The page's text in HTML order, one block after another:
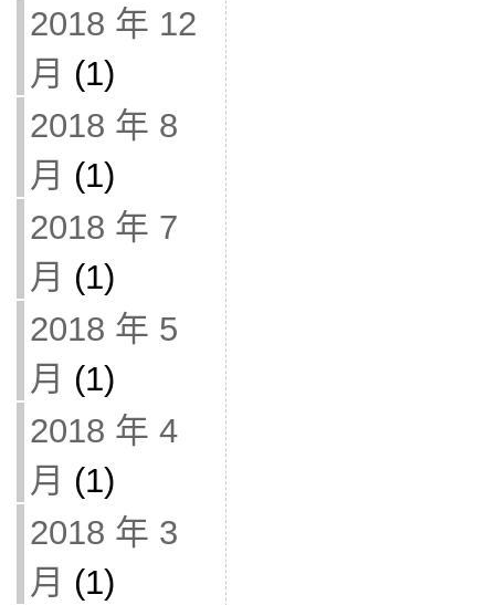
2018 年 12
月 (1)
2018 年 8
月 (1)
2018 年 7
月 (1)
2018 年 5
月 (1)
2018 年 4
月 (1)
2018 年 3
月 (1)